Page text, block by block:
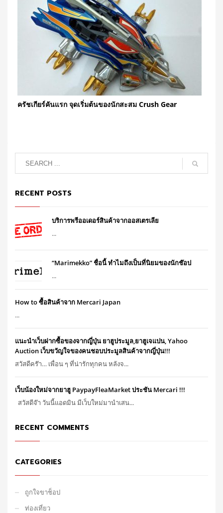
ครัชเกียร์คันแรก จุดเริ่มต้นของนักสะสม Crush Gear
RECENT POSTS
บริการพรีออเดอร์สินค้าจากออสเตรเลีย
...
“Marimekko” ชื่อนี้ ทำไมถึงเป็นที่นิยมของนักช๊อป
...
How to ซื้อสินค้าจาก Mercari Japan
...
แนะนำเว็บฝากซื้อของจากญี่ปุ่น ยาฮูประมูล,ยาฮูเจแปน, Yahoo
Auction เว็บขวัญใจของคนชอบประมูลสินค้าจากญี่ปุ่น!!!
สวัสดีคร๊า… เพื่อน ๆ ที่น่ารักทุกคน หลังจ...
เว็บน้องใหม่จากยาฮู PaypayFleaMarket ประชัน Mercari !!!
สวัสดีจ๊า วันนี้แอดมิน มีเว็บใหม่มานำเสน...
RECENT COMMENTS
CATEGORIES
ถูกใจขาช็อป
ท่องเที่ยว